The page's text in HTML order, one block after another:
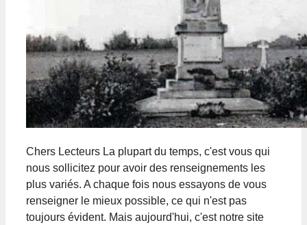
Chers Lecteurs La plupart du temps, c'est vous qui
nous sollicitez pour avoir des renseignements les
plus variés. A chaque fois nous essayons de vous
renseigner le mieux possible, ce qui n'est pas
toujours évident. Mais aujourd'hui, c'est notre site